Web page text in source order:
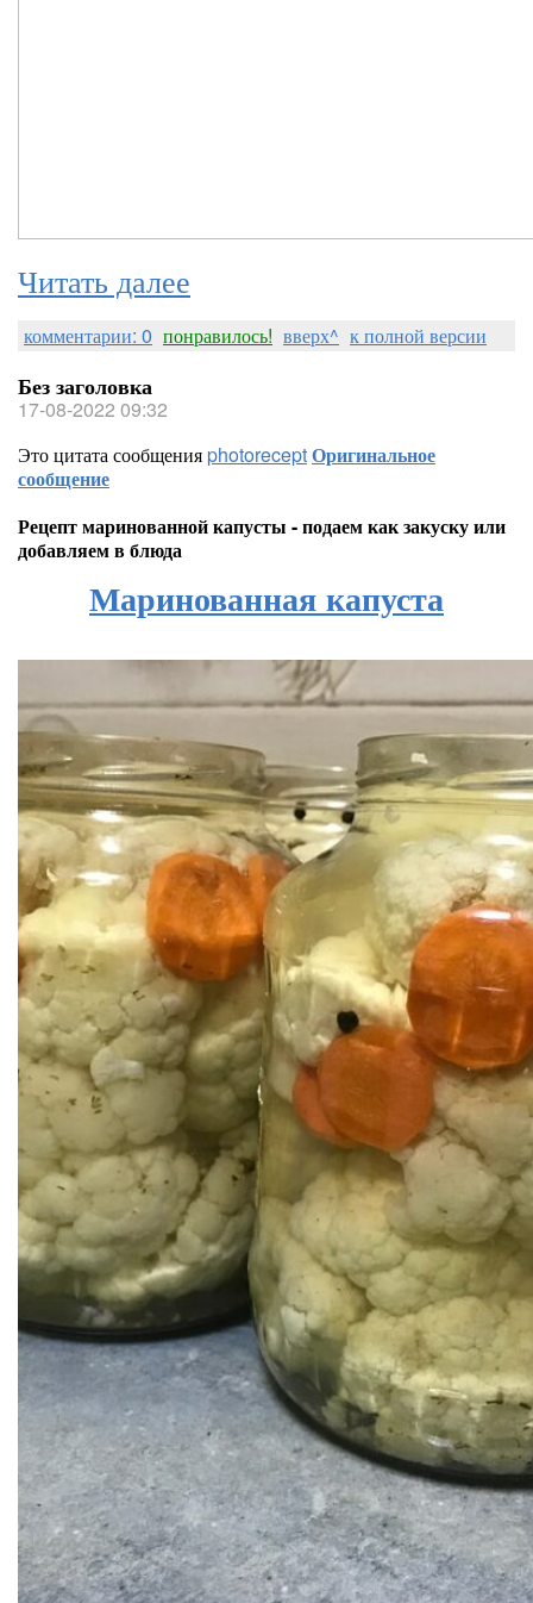
Читать далее
комментарии: 0 понравилось! вверх^ к полной версии
Без заголовка
17-08-2022 09:32
Это цитата сообщенияphotoreceptОригинальное
сообщение
Рецепт маринованной капусты - подаем как закуску или
добавляем в блюда
Маринованная капуста